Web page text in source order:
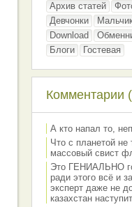
Архив статей
Девчонки
Download
Блоги
Гостевая
Комментарии
А кто напал то,
Что с планетой не
массовый свист
Это ГЕНИАЛЬНО
ради этого всё и
эксперт даже не
казахстан наступит